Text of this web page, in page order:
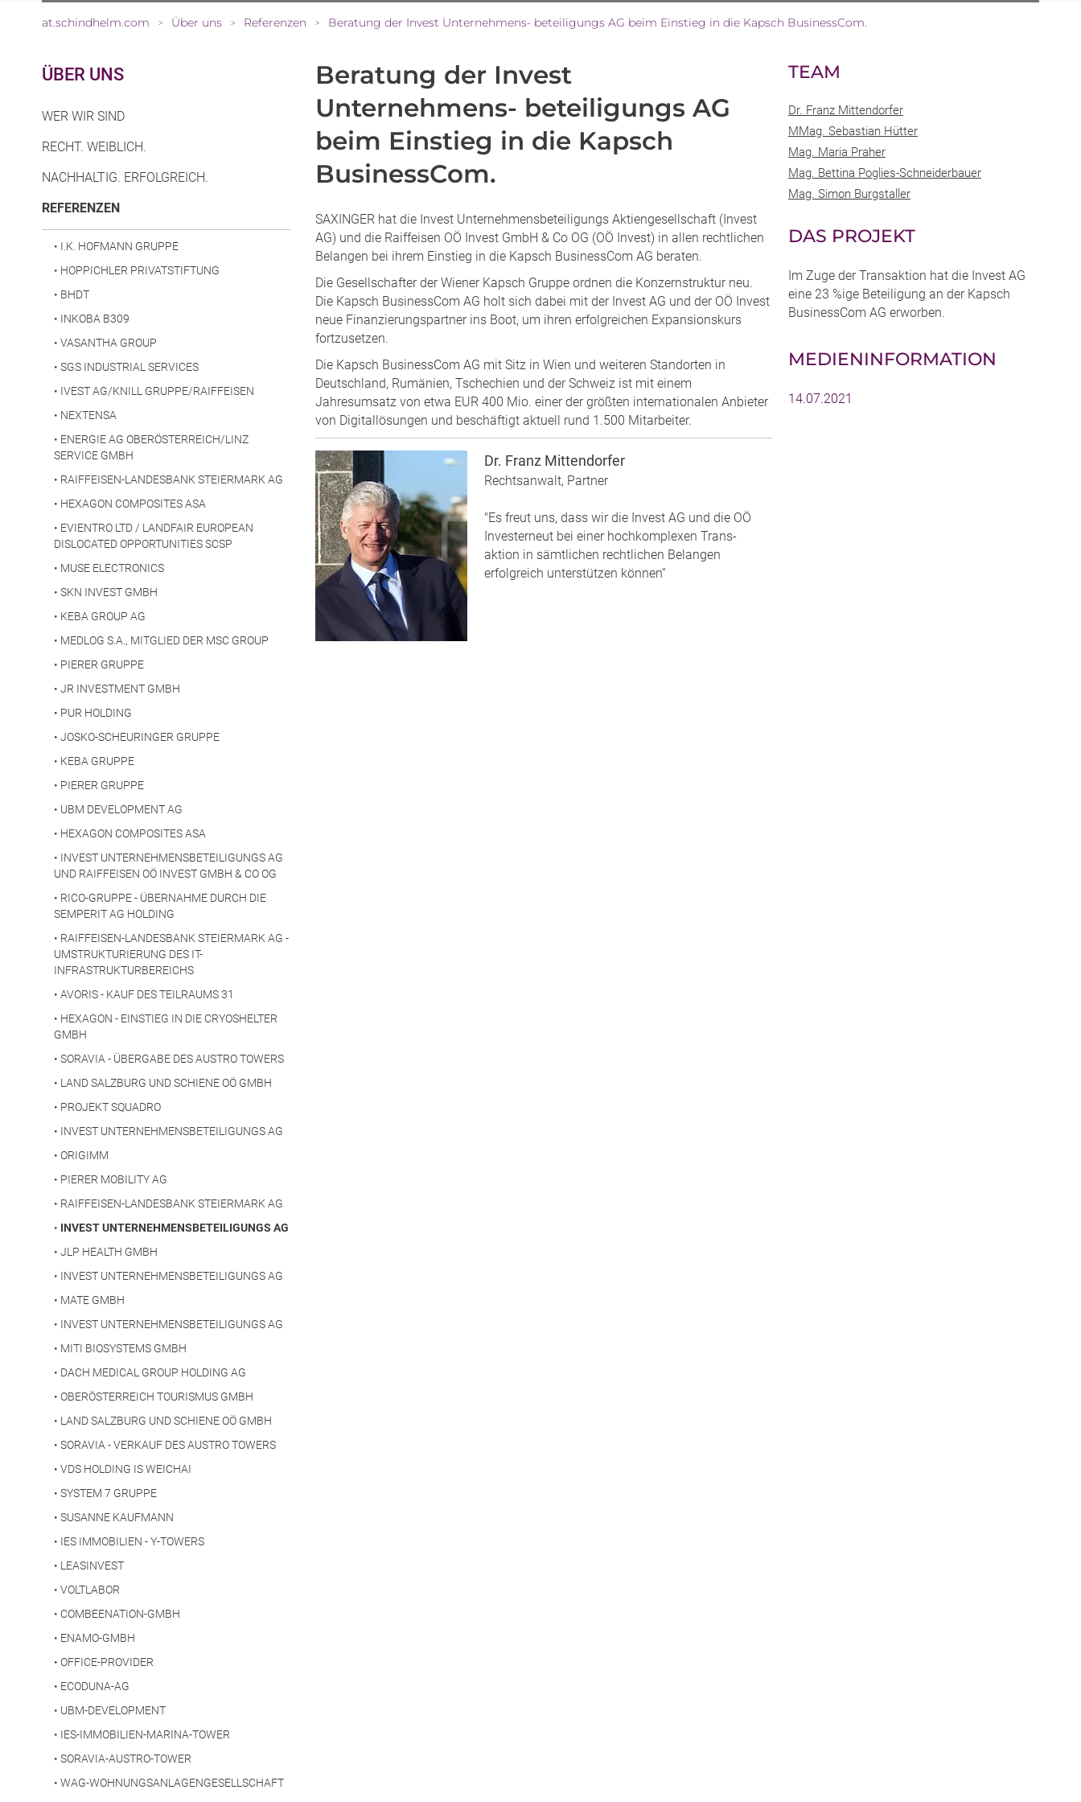
at.schindhelm.com > Über uns > Referenzen > Beratung der Invest Unternehmens- beteiligungs AG beim Einstieg in die Kapsch BusinessCom.
ÜBER UNS
WER WIR SIND
RECHT. WEIBLICH.
NACHHALTIG. ERFOLGREICH.
REFERENZEN(CURRENT)
• I.K. HOFMANN GRUPPE
• HOPPICHLER PRIVATSTIFTUNG
• BHDT
• INKOBA B309
• VASANTHA GROUP
• SGS INDUSTRIAL SERVICES
• IVEST AG/KNILL GRUPPE/RAIFFEISEN
• NEXTENSA
• ENERGIE AG OBERÖSTERREICH/LINZ
SERVICE GMBH
• RAIFFEISEN-LANDESBANK STEIERMARK AG
• HEXAGON COMPOSITES ASA
• EVIENTRO LTD / LANDFAIR EUROPEAN
DISLOCATED OPPORTUNITIES SCSP
• MUSE ELECTRONICS
• SKN INVEST GMBH
• KEBA GROUP AG
• MEDLOG S.A., MITGLIED DER MSC GROUP
• PIERER GRUPPE
• JR INVESTMENT GMBH
• PUR HOLDING
• JOSKO-SCHEURINGER GRUPPE
• KEBA GRUPPE
• PIERER GRUPPE
• UBM DEVELOPMENT AG
• HEXAGON COMPOSITES ASA
• INVEST UNTERNEHMENSBETEILIGUNGS AG
UND RAIFFEISEN OÖ INVEST GMBH & CO OG
• RICO-GRUPPE - ÜBERNAHME DURCH DIE
SEMPERIT AG HOLDING
• RAIFFEISEN-LANDESBANK STEIERMARK AG -
UMSTRUKTURIERUNG DES IT-
INFRASTRUKTURBEREICHS
• AVORIS - KAUF DES TEILRAUMS 31
• HEXAGON - EINSTIEG IN DIE CRYOSHELTER
GMBH
• SORAVIA - ÜBERGABE DES AUSTRO TOWERS
• LAND SALZBURG UND SCHIENE OÖ GMBH
• PROJEKT SQUADRO
• INVEST UNTERNEHMENSBETEILIGUNGS AG
• ORIGIMM
• PIERER MOBILITY AG
• RAIFFEISEN-LANDESBANK STEIERMARK AG
• INVEST UNTERNEHMENSBETEILIGUNGS AG
• JLP HEALTH GMBH
• INVEST UNTERNEHMENSBETEILIGUNGS AG
• MATE GMBH
• INVEST UNTERNEHMENSBETEILIGUNGS AG
• MITI BIOSYSTEMS GMBH
• DACH MEDICAL GROUP HOLDING AG
• OBERÖSTERREICH TOURISMUS GMBH
• LAND SALZBURG UND SCHIENE OÖ GMBH
• SORAVIA - VERKAUF DES AUSTRO TOWERS
• VDS HOLDING IS WEICHAI
• SYSTEM 7 GRUPPE
• SUSANNE KAUFMANN
• IES IMMOBILIEN - Y-TOWERS
• LEASINVEST
• VOLTLABOR
• COMBEENATION-GMBH
• ENAMO-GMBH
• OFFICE-PROVIDER
• ECODUNA-AG
• UBM-DEVELOPMENT
• IES-IMMOBILIEN-MARINA-TOWER
• SORAVIA-AUSTRO-TOWER
• WAG-WOHNUNGSANLAGENGESELLSCHAFT
Beratung der Invest
Unternehmens- beteiligungs AG
beim Einstieg in die Kapsch
BusinessCom.
SAXINGER hat die Invest Unternehmensbeteiligungs Aktiengesellschaft (Invest
AG) und die Raiffeisen OÖ Invest GmbH & Co OG (OÖ Invest) in allen rechtlichen
Belangen bei ihrem Einstieg in die Kapsch BusinessCom AG beraten.
Die Gesellschafter der Wiener Kapsch Gruppe ordnen die Konzernstruktur neu.
Die Kapsch BusinessCom AG holt sich dabei mit der Invest AG und der OÖ Invest
neue Finanzierungspartner ins Boot, um ihren erfolgreichen Expansionskurs
fortzusetzen.
Die Kapsch BusinessCom AG mit Sitz in Wien und weiteren Standorten in
Deutschland, Rumänien, Tschechien und der Schweiz ist mit einem
Jahresumsatz von etwa EUR 400 Mio. einer der größten internationalen Anbieter
von Digitallösungen und beschäftigt aktuell rund 1.500 Mitarbeiter.
Dr. Franz Mittendorfer
Rechtsanwalt, Partner
"Es freut uns, dass wir die Invest AG und die OÖ
Investerneut bei einer hochkomplexen Trans-
aktion in sämtlichen rechtlichen Belangen
erfolgreich unterstützen können“
TEAM
Dr. Franz Mittendorfer
MMag. Sebastian Hütter
Mag. Maria Praher
Mag. Bettina Poglies-Schneiderbauer
Mag. Simon Burgstaller
DAS PROJEKT
Im Zuge der Transaktion hat die Invest AG
eine 23 %ige Beteiligung an der Kapsch
BusinessCom AG erworben.
MEDIENINFORMATION
14.07.2021